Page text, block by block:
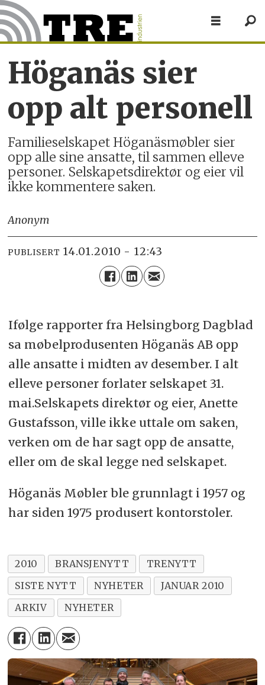
Höganäs sier
opp alt personell
Familieselskapet Höganäsmøbler sier
opp alle sine ansatte, til sammen elleve
personer. Selskapetsdirektør og eier vil
ikke kommentere saken.
Anonym
PUBLISERT 14.01.2010 - 12:43
Ifølge rapporter fra Helsingborg Dagblad
sa møbelprodusenten Höganäs AB opp
alle ansatte i midten av desember. I alt
elleve personer forlater selskapet 31.
mai.Selskapets direktør og eier, Anette
Gustafsson, ville ikke uttale om saken,
verken om de har sagt opp de ansatte,
eller om de skal legge ned selskapet.
Höganäs Møbler ble grunnlagt i 1957 og
har siden 1975 produsert kontorstoler.
2010 BRANSJENYTT
TRENYTT
SISTE NYTT
NYHETER
JANUAR 2010
ARKIV
NYHETER